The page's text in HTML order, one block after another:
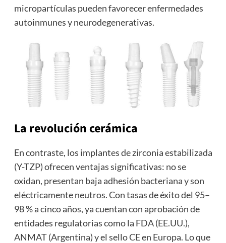
micropartículas pueden favorecer enfermedades
autoinmunes y neurodegenerativas.
La revolución cerámica
En contraste, los implantes de zirconia estabilizada
(Y-TZP) ofrecen ventajas significativas: no se
oxidan, presentan baja adhesión bacteriana y son
eléctricamente neutros. Con tasas de éxito del 95–
98 % a cinco años, ya cuentan con aprobación de
entidades regulatorias como la FDA (EE.UU.),
ANMAT (Argentina) y el sello CE en Europa. Lo que